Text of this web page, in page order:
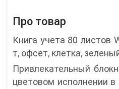
Про товар
Книга учета 80 листов
т, офсет, клетка,
Привлекательный
цветовом исполнении